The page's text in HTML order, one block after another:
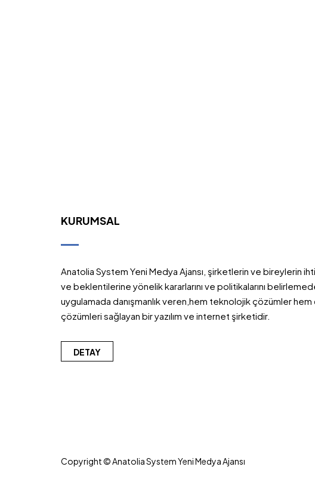
KURUMSAL
Anatolia System Yeni Medya Ajansı, şirketlerin ve bireylerin
ve beklentilerine yönelik kararlarını ve politikalarını
uygulamada danışmanlık veren,hem teknolojik çözümler
çözümleri sağlayan bir yazılım ve internet şirketidir.
DETAY
Copyright © Anatolia System Yeni Medya Ajansı